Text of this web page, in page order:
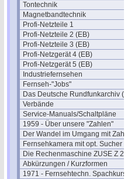
Tontechnik
Magnetbandtechnik
Profi-Netzteile 1
Profi-Netzteile 2 (EB)
Profi-Netzteile 3 (EB)
Profi-Netzgerät 4 (EB)
Profi-Netzgerät 5 (EB)
Industriefernsehen
Fernseh-"Jobs"
Das Deutsche Rundfunkarchiv (DRA)
Verbände
Service-Manuals/Schaltpläne
1959 - Über unsere "Zahlen"
Der Wandel im Umgang mit Zahlen
Fernsehkamera mit opt. Sucher
Die Rechenmaschine ZUSE Z 22
Abkürzungen / Kurzformen
1971 - Fernsehtechn. Spachkurs